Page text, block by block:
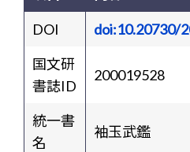
DOI
doi:10.20730/
国文研
書誌ID
200019528
統一書
名
袖玉武鑑